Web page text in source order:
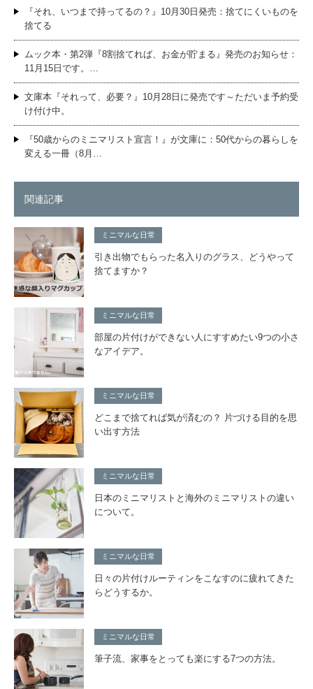
『それ、いつまで持ってるの？』10月30日発売：捨てにくいものを
捨てる
ムック本・第2弾『8割捨てれば、お金が貯まる』発売のお知らせ：
11月15日です。…
文庫本『それって、必要？』10月28日に発売です～ただいま予約受
け付け中。
『50歳からのミニマリスト宣言！』が文庫に：50代からの暮らしを
変える一冊（8月…
関連記事
ミニマルな日常
引き出物でもらった名入りのグラス、どうやって
捨てますか？
ミニマルな日常
部屋の片付けができない人にすすめたい9つの小さ
なアイデア。
ミニマルな日常
どこまで捨てれば気が済むの？ 片づける目的を思
い出す方法
ミニマルな日常
日本のミニマリストと海外のミニマリストの違い
について。
ミニマルな日常
日々の片付けルーティンをこなすのに疲れてきた
らどうするか。
ミニマルな日常
筆子流、家事をとっても楽にする7つの方法。